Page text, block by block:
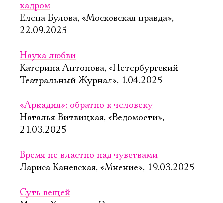
кадром
Елена Булова, «Московская правда»,
22.09.2025
Наука любви
Катерина Антонова, «Петербургский
Театральный Журнал», 1.04.2025
«Аркадия»: обратно к человеку
Наталья Витвицкая, «Ведомости»,
21.03.2025
Время не властно над чувствами
Лариса Каневская, «Мнение», 19.03.2025
Суть вещей